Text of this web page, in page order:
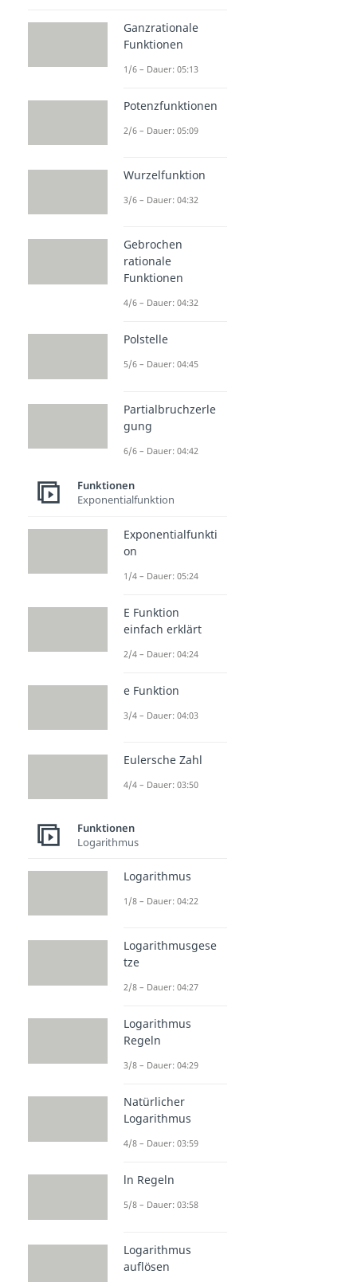
Ganzrationale
Funktionen
1/6 – Dauer: 05:13
Potenzfunktionen
2/6 – Dauer: 05:09
Wurzelfunktion
3/6 – Dauer: 04:32
Gebrochen
rationale
Funktionen
4/6 – Dauer: 04:32
Polstelle
5/6 – Dauer: 04:45
Partialbruchzerle
gung
6/6 – Dauer: 04:42
Funktionen
Exponentialfunktion
Exponentialfunkti
on
1/4 – Dauer: 05:24
E Funktion
einfach erklärt
2/4 – Dauer: 04:24
e Funktion
3/4 – Dauer: 04:03
Eulersche Zahl
4/4 – Dauer: 03:50
Funktionen
Logarithmus
Logarithmus
1/8 – Dauer: 04:22
Logarithmusgese
tze
2/8 – Dauer: 04:27
Logarithmus
Regeln
3/8 – Dauer: 04:29
Natürlicher
Logarithmus
4/8 – Dauer: 03:59
ln Regeln
5/8 – Dauer: 03:58
Logarithmus
auflösen